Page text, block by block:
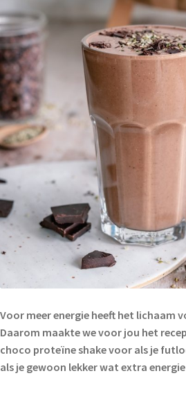
Voor meer energie heeft het lichaam
Daarom maakte we voor jou het
choco proteïne shake voor als je
als je gewoon lekker wat extra